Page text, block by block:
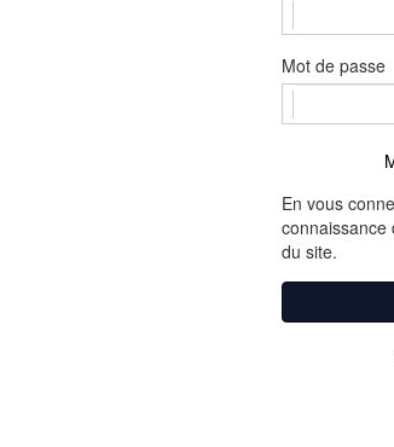
Mot de passe
En vous
connaissance
du site.